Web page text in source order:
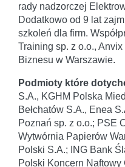
rady nadzorczej
Dodatkowo od 9 lat
szkoleń dla firm.
Training sp. z o.o.,
Biznesu w Warszawie.
Podmioty które
S.A., KGHM Polska
Bełchatów S.A., Enea
Poznań sp. z o.o.; PSE
Wytwórnia Papierów
Polski S.A.; ING Bank
Polski Koncern Naftowy